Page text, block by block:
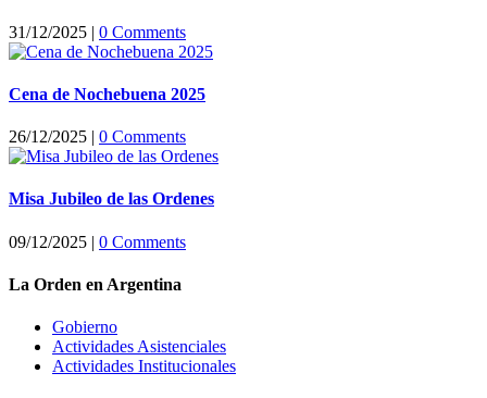
31/12/2025 | 0 Comments
Cena de Nochebuena 2025
26/12/2025 | 0 Comments
Misa Jubileo de las Ordenes
09/12/2025 | 0 Comments
La Orden en Argentina
Gobierno
Actividades Asistenciales
Actividades Institucionales